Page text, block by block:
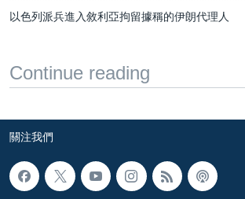
以色列派兵進入敘利亞拘留據稱的伊朗代理人
Continue reading
關注我們